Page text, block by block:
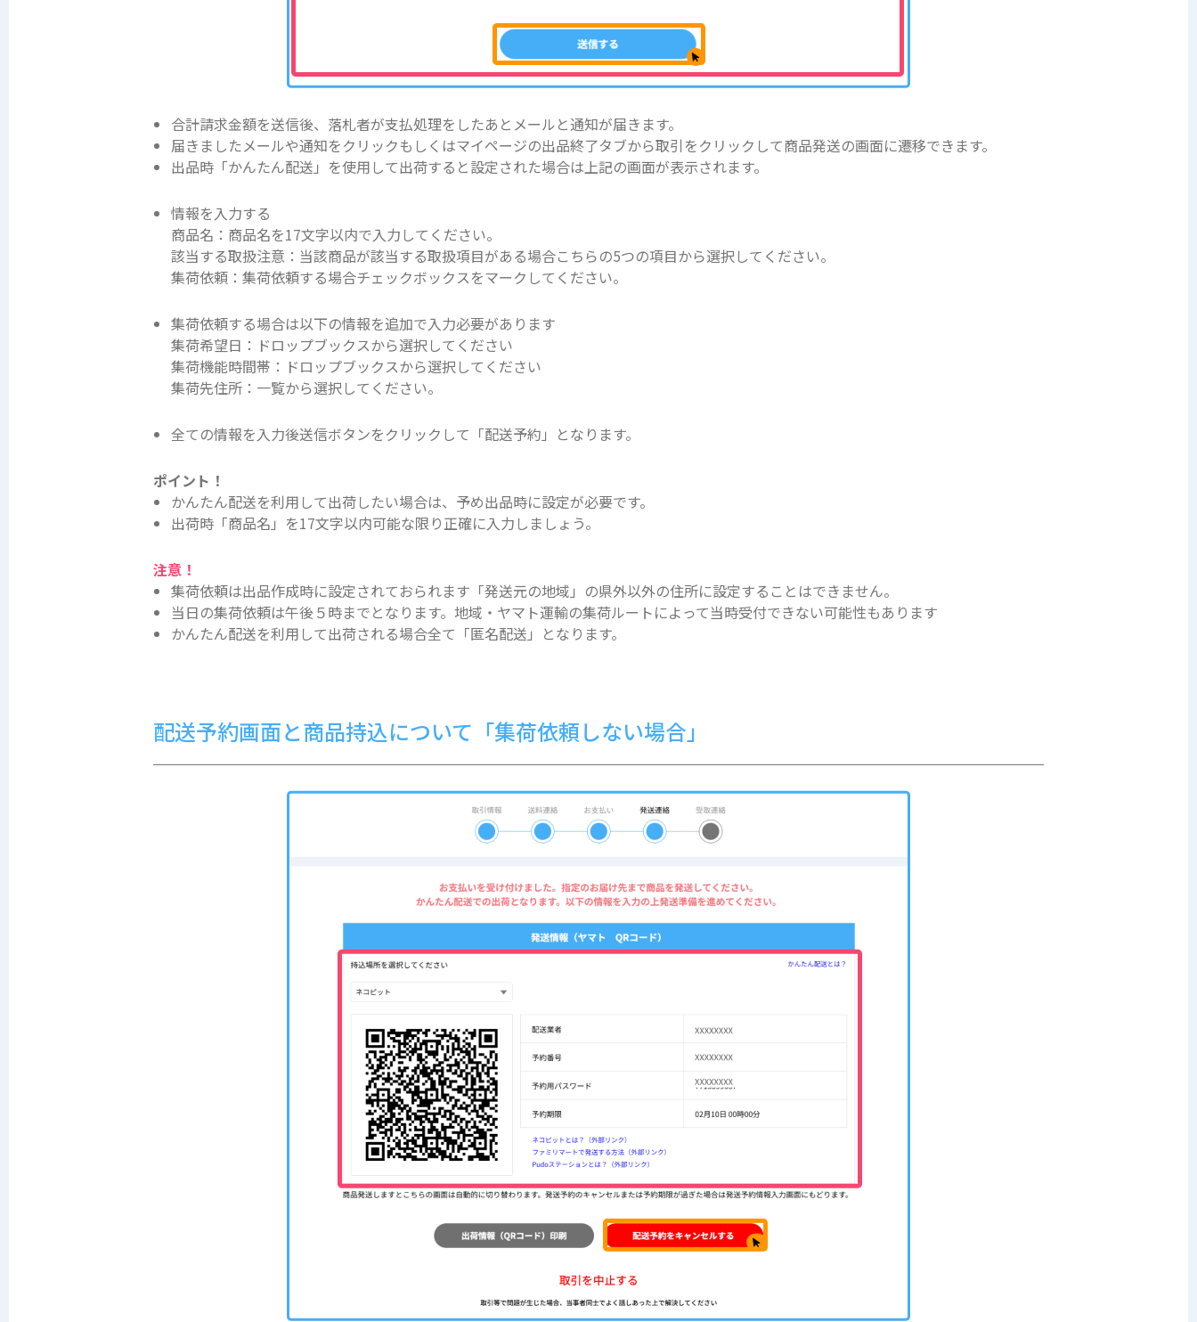
合計請求金額を送信後、落札者が支払処理をしたあとメールと通知が届きます。
届きましたメールや通知をクリックもしくはマイページの出品終了タブから取引をクリックして商品発送の画面に遷移できます。
出品時「かんたん配送」を使用して出荷すると設定された場合は上記の画面が表示されます。
情報を入力する
商品名：商品名を17文字以内で入力してください。
該当する取扱注意：当該商品が該当する取扱項目がある場合こちらの5つの項目から選択してください。
集荷依頼：集荷依頼する場合チェックボックスをマークしてください。
集荷依頼する場合は以下の情報を追加で入力必要があります
集荷希望日：ドロップブックスから選択してください
集荷機能時間帯：ドロップブックスから選択してください
集荷先住所：一覧から選択してください。
全ての情報を入力後送信ボタンをクリックして「配送予約」となります。
ポイント！
かんたん配送を利用して出荷したい場合は、予め出品時に設定が必要です。
出荷時「商品名」を17文字以内可能な限り正確に入力しましょう。
注意！
集荷依頼は出品作成時に設定されておられます「発送元の地域」の県外以外の住所に設定することはできません。
当日の集荷依頼は午後５時までとなります。地域・ヤマト運輸の集荷ルートによって当時受付できない可能性もあります
かんたん配送を利用して出荷される場合全て「匿名配送」となります。
配送予約画面と商品持込について「集荷依頼しない場合」